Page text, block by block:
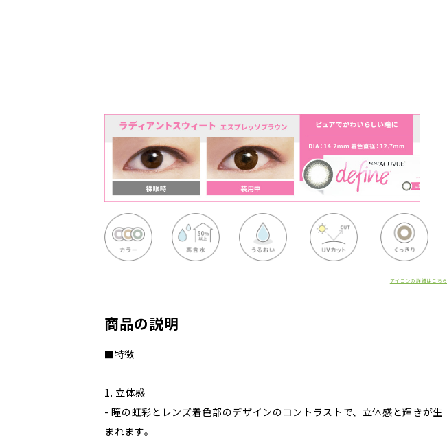
アイコンの詳細はこちら
商品の説明
■特徴
1. 立体感
- 瞳の虹彩とレンズ着色部のデザインのコントラストで、立体感と輝きが生
まれます。